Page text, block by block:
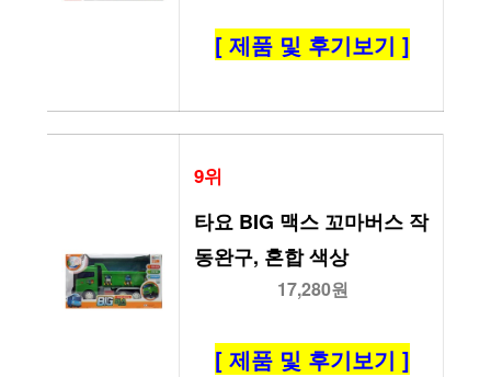
[ 제품 및 후기보기 ]
9위
타요 BIG 맥스 꼬마버스 작
동완구, 혼합 색상
17,280원
[ 제품 및 후기보기 ]